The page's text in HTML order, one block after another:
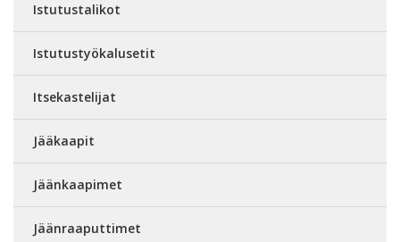
Istutustalikot
Istutustyökalusetit
Itsekastelijat
Jääkaapit
Jäänkaapimet
Jäänraaputtimet